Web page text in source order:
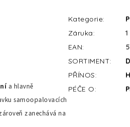
a hlavně
samoopalovacích
zanechává na
Kategorie:
Záruka:
EAN:
SORTIMENT:
PŘÍNOS:
PÉČE O: